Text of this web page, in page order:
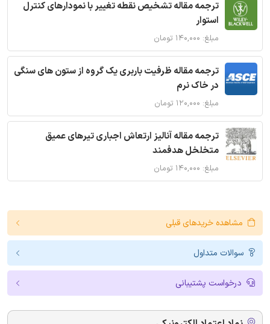
ترجمه مقاله تشخیص نقطه تغییر با نمودارهای کنترل
استوار
مبلغ: ۱۴۰,۰۰۰ تومان
ترجمه مقاله ظرفیت باربری یک گروه از ستون های سنگی
در خاک نرم
مبلغ: ۱۲۰,۰۰۰ تومان
ترجمه مقاله آنالیز ارتعاش اجباری تیرهای عمیق
متخلخل هدفمند
مبلغ: ۱۴۰,۰۰۰ تومان
مشاهده خریدهای قبلی
سوالات متداول
درخواست پشتیبانی